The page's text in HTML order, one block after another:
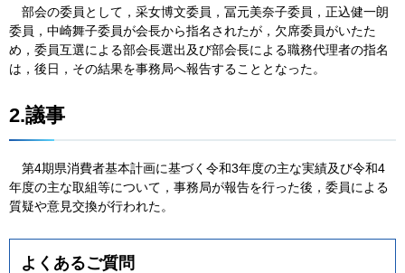
部会の委員として，采女博文委員，冨元美奈子委員，正込健一朗
委員，中崎舞子委員が会長から指名されたが，欠席委員がいたた
め，委員互選による部会長選出及び部会長による職務代理者の指名
は，後日，その結果を事務局へ報告することとなった。
2.議事
第4期県消費者基本計画に基づく令和3年度の主な実績及び令和4
年度の主な取組等について，事務局が報告を行った後，委員による
質疑や意見交換が行われた。
よくあるご質問